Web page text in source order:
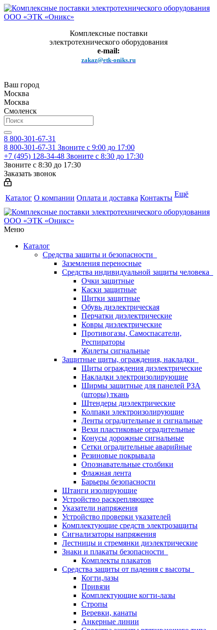
Комплексные поставки
электротехнического оборудования
e-mail:
zakaz@etk-oniks.ru
Ваш город
Москва
Москва
Смоленск
8 800-301-67-31
8 800-301-67-31 Звоните с 9:00 до 17:00
+7 (495) 128-34-48 Звоните с 8:30 до 17:30
Звоните с 8:30 до 17:30
Заказать звонок
Каталог О компании Оплата и доставка Контакты Ещё
Меню
Каталог
Средства защиты и безопасности
Заземления переносные
Средства индивидуальной защиты человека
Очки защитные
Каски защитные
Щитки защитные
Обувь диэлектрическая
Перчатки диэлектрические
Ковры диэлектрические
Противогазы, Самоспасатели,
Респираторы
Жилеты сигнальные
Защитные щиты, ограждения, накладки
Щиты ограждения диэлектрические
Накладки электроизолирующие
Ширмы защитные для панелей РЗА
(шторы) ткань
Штендеры диэлектрические
Колпаки электроизолирующие
Ленты оградительные и сигнальные
Вехи пластиковые оградительные
Конусы дорожные сигнальные
Сетки оградительные аварийные
Резиновые покрывала
Опознавательные столбики
Флажная лента
Барьеры безопасности
Штанги изолирующие
Устройство раскрепляющее
Указатели напряжения
Устройство проверки указателей
Комплектующие средств электрозащиты
Сигнализаторы напряжения
Лестницы и стремянки диэлектрические
Знаки и плакаты безопасности
Комплекты плакатов
Средства защиты от падения с высоты
Когти,лазы
Привязи
Комплектующие когти-лазы
Стропы
Веревки, канаты
Анкерные линии